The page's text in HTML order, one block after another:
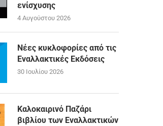
ενίσχυσης
4 Αυγούστου 2026
Νέες κυκλοφορίες από τις
Εναλλακτικές Εκδόσεις
30 Ιουλίου 2026
Καλοκαιρινό Παζάρι
βιβλίου των Εναλλακτικών